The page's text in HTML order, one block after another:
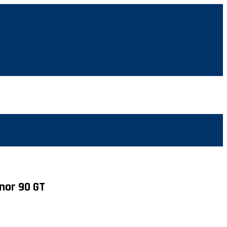
90 GT